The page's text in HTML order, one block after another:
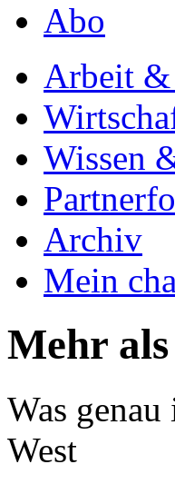
Abo
Arbeit &
Wissen
Archiv
Mein
Mehr
Was
West